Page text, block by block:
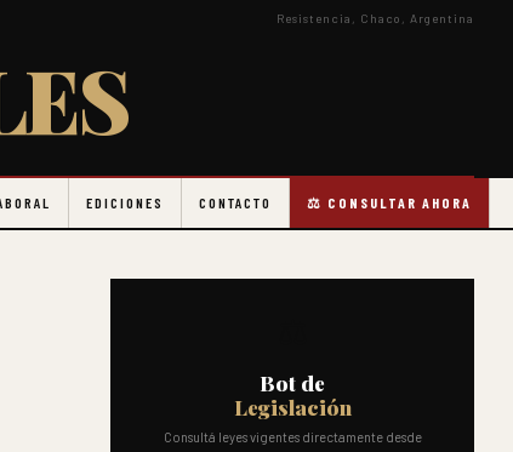
Resistencia, Chaco, Argentina
EDICIONES CONTACTO ⚖️ CONSULTAR AHORA
Bot de
Legislación
Consultá leyes vigentes directamente desde